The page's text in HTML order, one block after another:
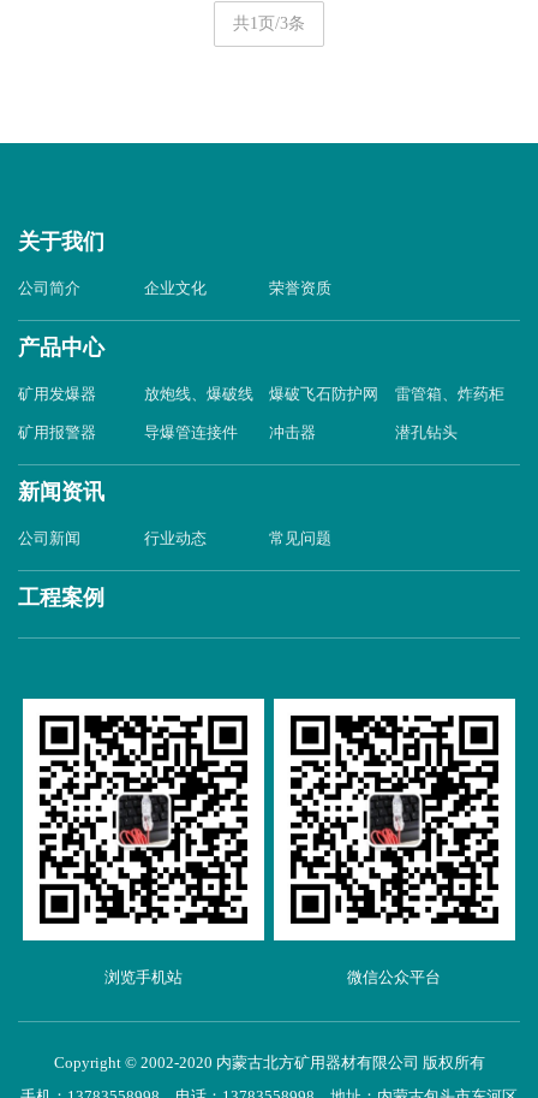
共1页/3条
关于我们
公司简介 企业文化 荣誉资质
产品中心
矿用发爆器 放炮线、爆破线 爆破飞石防护网 雷管箱、炸药柜
矿用报警器 导爆管连接件 冲击器 潜孔钻头
新闻资讯
公司新闻 行业动态 常见问题
工程案例
浏览手机站 微信公众平台
Copyright © 2002-2020 内蒙古北方矿用器材有限公司 版权所有